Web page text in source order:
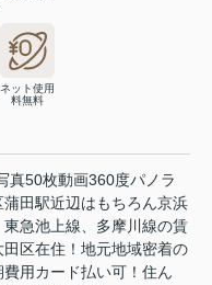
ネット使用
料無料
真50枚動画360度パノラ
田駅近辺はもちろん京浜
急池上線、多摩川線の賃
区在住！地元地域密着の
用カード払い可！住ん